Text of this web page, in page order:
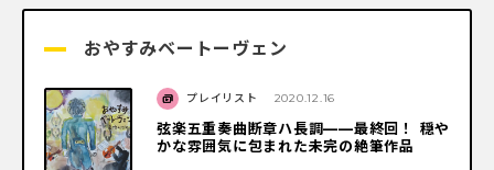
おやすみベートーヴェン
プレイリスト 2020.12.16
弦楽五重奏曲断章ハ長調——最終回！ 穏や
かな雰囲気に包まれた未完の絶筆作品